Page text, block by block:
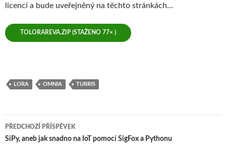
licencí a bude uveřejněný na těchto stránkách…
TOLORAREVA.ZIP (STAŽENO 77× )
LORA OMNIA TURRIS
Navigace
pro
PŘEDCHOZÍ PŘÍSPĚVEK
SiPy, aneb jak snadno na IoT pomocí SigFox a Pythonu